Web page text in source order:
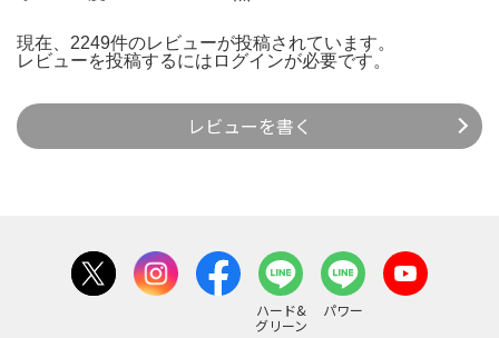
現在、2249件のレビューが投稿されています。
レビューを投稿するには ログインが必要です。
レビューを書く
ハード&
グリーン
パワー